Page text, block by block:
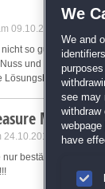
09.10.2013 um 20:20
so gut da der
und den Code
Lösungshilfe gibt
Masters,
24.10.2019 um 23:36
bestätigen (das
We
We and
see may
have